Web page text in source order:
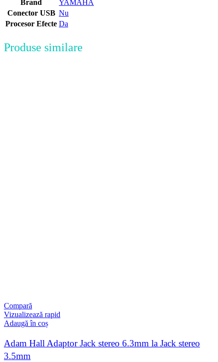
Brand
YAMAHA
Conector USB Nu
Procesor Efecte Da
Produse similare
Compară
Vizualizează rapid
Adaugă în coș
Adam Hall Adaptor Jack stereo 6.3mm la Jack stereo
3.5mm